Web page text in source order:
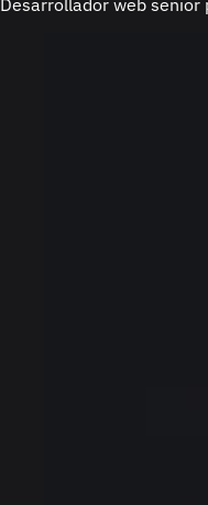
Desarrollador web senior